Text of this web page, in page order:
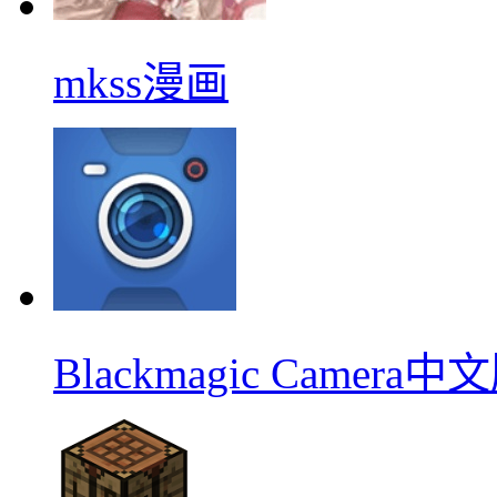
mkss漫画
Blackmagic Camera中